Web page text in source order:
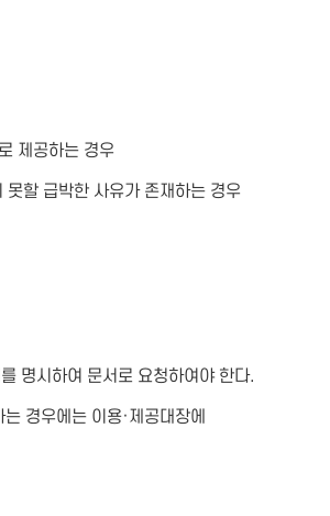
제공하는 경우
할 급박한 사유가 존재하는 경우
명시하여 문서로 요청하여야 한다.
경우에는 이용·제공대장에